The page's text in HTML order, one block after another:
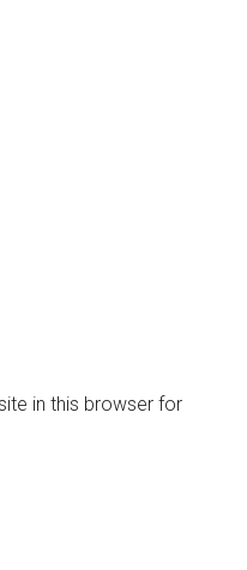
in this browser for